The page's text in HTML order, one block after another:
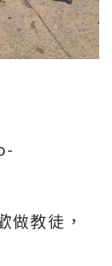
做教徒，